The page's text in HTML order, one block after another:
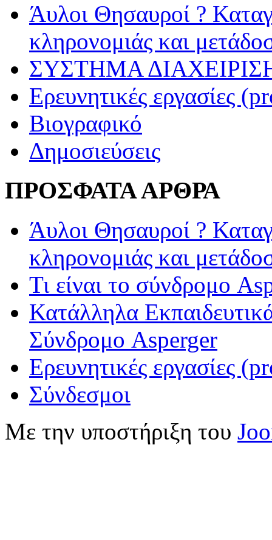
Άυλοι Θησαυροί ?
κληρονομιάς και
ΣΥΣΤΗΜΑ
Ερευνητικές εργασίες
Βιογραφικό
Δημοσιεύσεις
ΠΡΟΣΦΑΤΑ ΑΡΘΡΑ
Άυλοι Θησαυροί ?
κληρονομιάς και
Τι είναι το σύνδρομο
Κατάλληλα
Σύνδρομο Asperger
Ερευνητικές εργασίες
Σύνδεσμοι
Με την υποστήριξη του